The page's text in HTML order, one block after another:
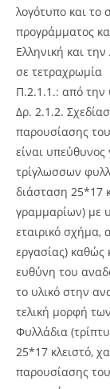
λογότυπο και το
προγράμματος
Ελληνική και
σε τετραχρωμία
Π.2.1.1.: από την
Δρ. 2.1.2.
παρουσίασης
είναι
τρίγλωσσων
διάσταση 25*17
γραμμαρίων) με
εταιρικό σχήμα,
εργασίας) καθώς
ευθύνη του
το υλικό στην
τελική μορφή
Φυλλάδια
25*17 κλειστό,
παρουσίασης